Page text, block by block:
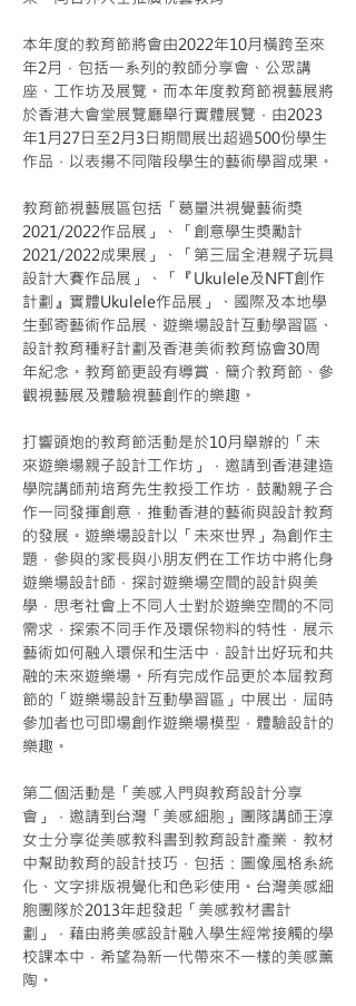
本年度的教育節將會由2022年10月橫跨至來
年2月，包括一系列的教師分享會、公眾講
座、工作坊及展覽。而本年度教育節視藝展將
於香港大會堂展覽廳舉行實體展覽，由2023
年1月27日至2月3日期間展出超過500份學生
作品，以表揚不同階段學生的藝術學習成果。
教育節視藝展區包括「葛量洪視覺藝術獎
2021/2022作品展」、「創意學生獎勵計
2021/2022成果展」、「第三屆全港親子玩具
設計大賽作品展」、「『Ukulele及NFT創作
計劃』實體Ukulele作品展」、國際及本地學
生郵寄藝術作品展、遊樂場設計互動學習區、
設計教育種籽計劃及香港美術教育協會30周
年紀念。教育節更設有導賞，簡介教育節、參
觀視藝展及體驗視藝創作的樂趣。
打響頭炮的教育節活動是於10月舉辦的「未
來遊樂場親子設計工作坊」，邀請到香港建造
學院講師荊培育先生教授工作坊，鼓勵親子合
作一同發揮創意，推動香港的藝術與設計教育
的發展。遊樂場設計以「未來世界」為創作主
題，參與的家長與小朋友們在工作坊中將化身
遊樂場設計師，探討遊樂場空間的設計與美
學，思考社會上不同人士對於遊樂空間的不同
需求，探索不同手作及環保物料的特性，展示
藝術如何融入環保和生活中，設計出好玩和共
融的未來遊樂場。所有完成作品更於本屆教育
節的「遊樂場設計互動學習區」中展出，屆時
參加者也可即場創作遊樂場模型，體驗設計的
樂趣。
第二個活動是「美感入門與教育設計分享
會」，邀請到台灣「美感細胞」團隊講師王淳
女士分享從美感教科書到教育設計產業，教材
中幫助教育的設計技巧，包括：圖像風格系統
化、文字排版視覺化和色彩使用。台灣美感細
胞團隊於2013年起發起「美感教材書計
劃」，藉由將美感設計融入學生經常接觸的學
校課本中，希望為新一代帶來不一樣的美感薰
陶。